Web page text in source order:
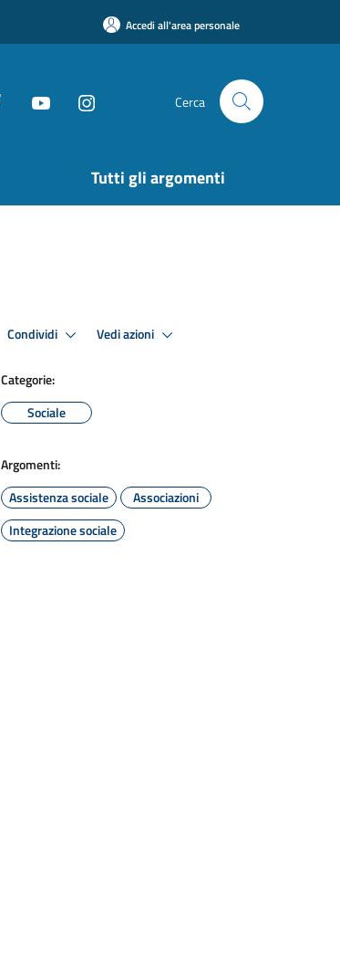
Accedi all'area personale
Cerca
Tutti gli argomenti
Condividi Vedi azioni
Categorie:
Sociale
Argomenti:
Assistenza sociale
Associazioni
Integrazione sociale